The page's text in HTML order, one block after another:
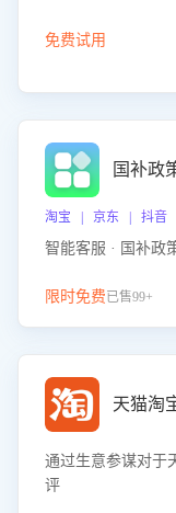
免费试用
国补政
淘宝 | 京东 | 抖音
智能客服 · 国补政
限时免费已售99+
天猫淘
通过生意参谋对于
评